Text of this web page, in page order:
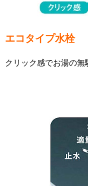
エコタイプ水栓
クリック感でお湯の無